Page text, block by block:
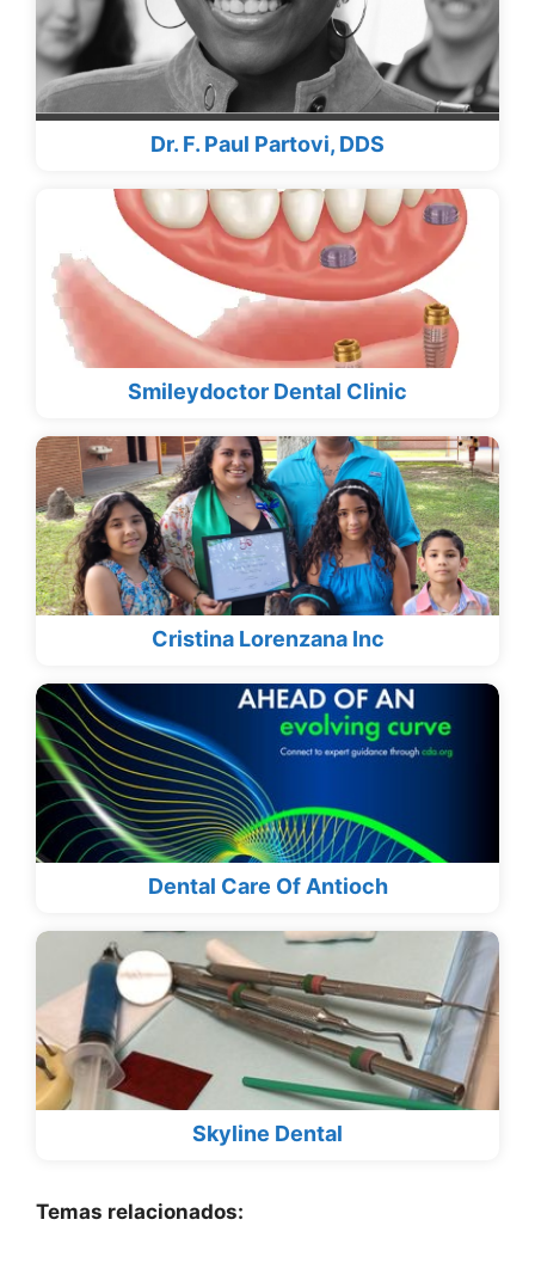
Dr. F. Paul Partovi, DDS
Smileydoctor Dental Clinic
Cristina Lorenzana Inc
Dental Care Of Antioch
Skyline Dental
Temas relacionados: